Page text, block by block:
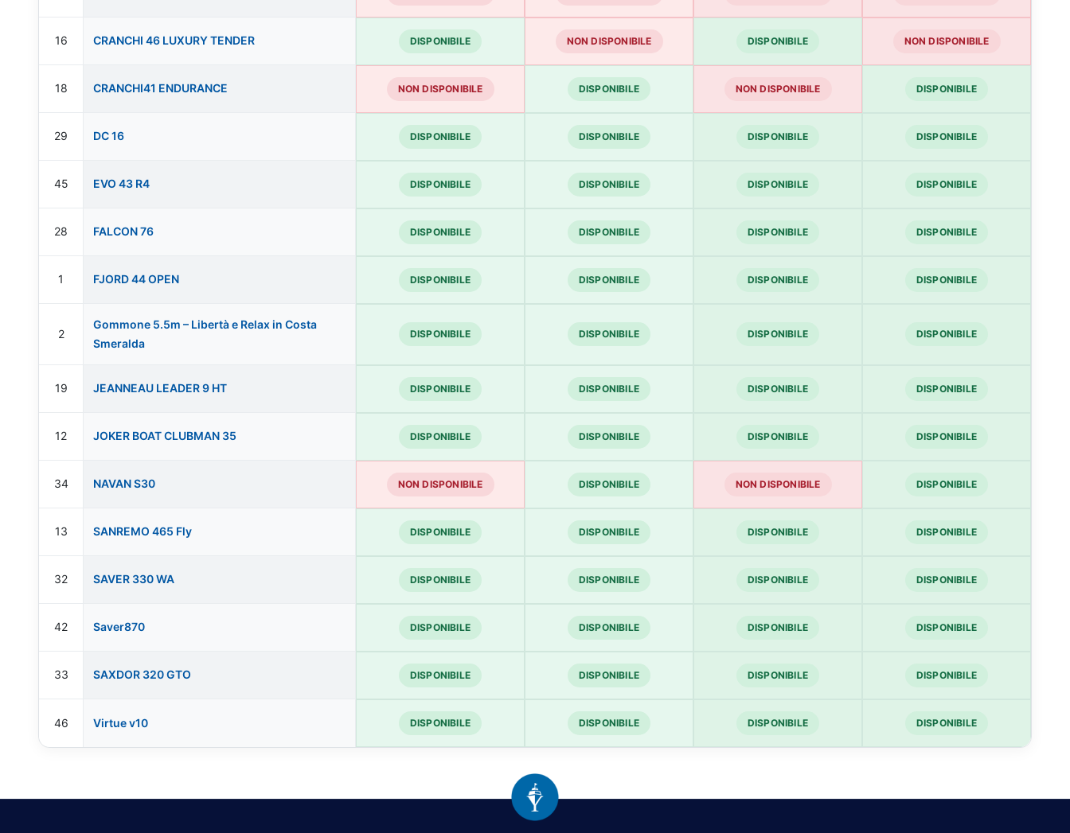
16 CRANCHI 46 LUXURY TENDER DISPONIBILE NON DISPONIBILE DISPONIBILE NON DISPONIBILE
18 CRANCHI41 ENDURANCE NON DISPONIBILE DISPONIBILE NON DISPONIBILE DISPONIBILE
29 DC 16 DISPONIBILE DISPONIBILE DISPONIBILE DISPONIBILE
45 EVO 43 R4 DISPONIBILE DISPONIBILE DISPONIBILE DISPONIBILE
28 FALCON 76 DISPONIBILE DISPONIBILE DISPONIBILE DISPONIBILE
1 FJORD 44 OPEN DISPONIBILE DISPONIBILE DISPONIBILE DISPONIBILE
2
Gommone 5.5m – Libertà e Relax in Costa
Smeralda
DISPONIBILE DISPONIBILE DISPONIBILE DISPONIBILE
19 JEANNEAU LEADER 9 HT DISPONIBILE DISPONIBILE DISPONIBILE DISPONIBILE
12 JOKER BOAT CLUBMAN 35 DISPONIBILE DISPONIBILE DISPONIBILE DISPONIBILE
34 NAVAN S30 NON DISPONIBILE DISPONIBILE NON DISPONIBILE DISPONIBILE
13 SANREMO 465 Fly DISPONIBILE DISPONIBILE DISPONIBILE DISPONIBILE
32 SAVER 330 WA DISPONIBILE DISPONIBILE DISPONIBILE DISPONIBILE
42 Saver870 DISPONIBILE DISPONIBILE DISPONIBILE DISPONIBILE
33 SAXDOR 320 GTO DISPONIBILE DISPONIBILE DISPONIBILE DISPONIBILE
46 Virtue v10 DISPONIBILE DISPONIBILE DISPONIBILE DISPONIBILE